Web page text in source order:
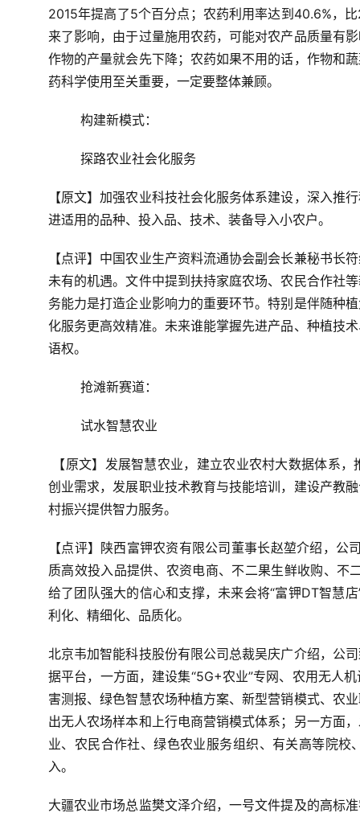
2015年提高了5个百分点；农药利用率达到40.6%，
来了影响，由于过量施用农药，可能对农产品质量有
作物的产量就会先下降；农药如果不用的话，作物和
药科学使用至关重要，一定要整体兼顾。
构建新模式：
探路农业社会化服务
【原文】加强农业科技社会化服务体系建设，深入推
进适用的品种、投入品、技术、装备导入小农户。
【点评】中国农业生产资料流通协会副会长兼秘书长
未有的机遇。文件中提到扶持家庭农场、农民合作社
务能力是打造企业影响力的重要环节。特别是伴随种
化服务更高效精准。未来谁能掌握先进产品、种植技
语权。
抢滩新赛道：
试水智慧农业
【原文】发展智慧农业，建立农业农村大数据体系
创业需求，发展职业技术教育与技能培训，建设产教
村振兴提供智力服务。
【点评】陕西富钾农资有限公司董事长赵堃介绍，
质高效投入品提供、农资电商、不二果生鲜收购、
给了团队强大的信心和支撑，未来会将“富钾DT智慧
利化、精细化、品质化。
北京韦加智能科技股份有限公司总裁吴庆广介绍，公
据平台，一方面，建设集“5G+农业”专网、农用无人
害测报、绿色智慧农场种植方案、新型营销模式、农
出无人农场样本和上行电商营销模式体系；另一方面
业、农民合作社、绿色农业服务组织、有关高等院
入。
大疆农业市场总监樊文泽介绍，一号文件提及的高标